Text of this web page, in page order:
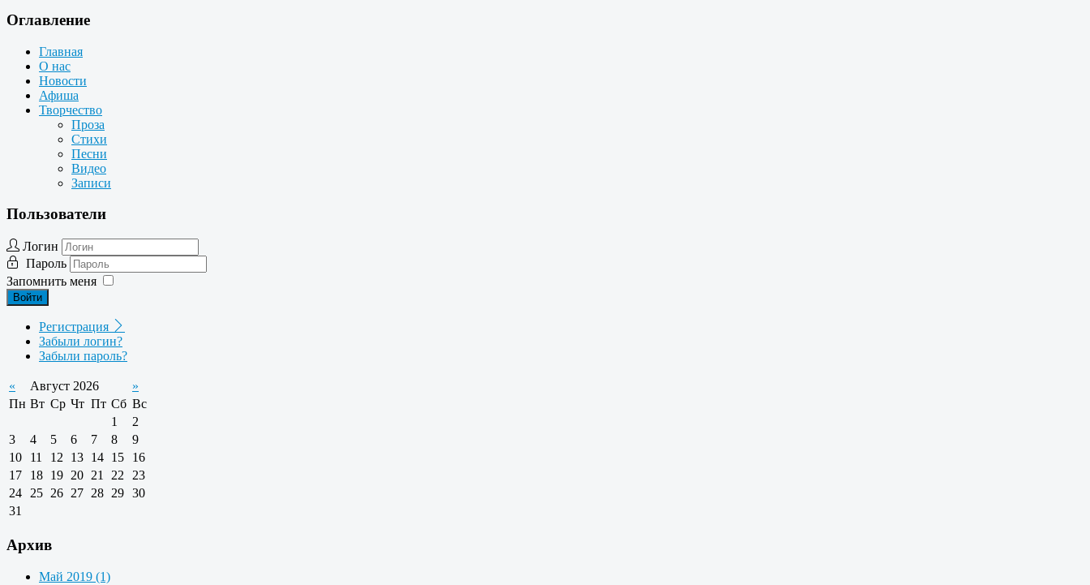
Оглавление
Главная
О нас
Новости
Афиша
Творчество
Проза
Стихи
Песни
Видео
Записи
Пользователи
Логин
Пароль
Запомнить меня
Войти
Регистрация
Забыли логин?
Забыли пароль?
« Август 2026
»
Пн Вт Ср Чт Пт Сб Вс
1
2
3
4 5 6 7 8
9
10
11 12 13 14 15
16
17
18 19 20 21 22
23
24
25 26 27 28 29 30
31
Архив
Май 2019 (1)